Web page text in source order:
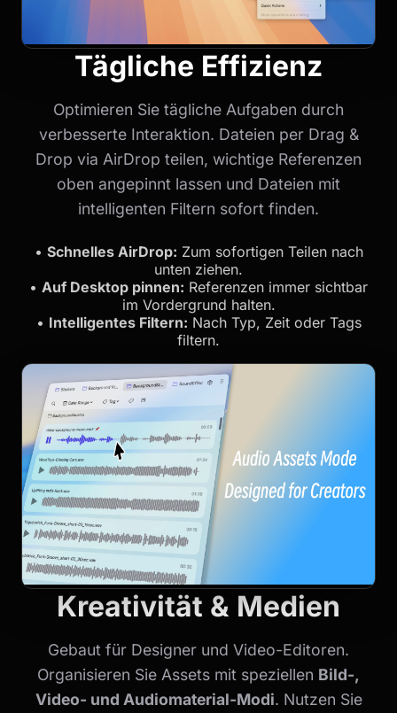
Tägliche Effizienz
Optimieren Sie tägliche Aufgaben durch
verbesserte Interaktion. Dateien per Drag &
Drop via AirDrop teilen, wichtige Referenzen
oben angepinnt lassen und Dateien mit
intelligenten Filtern sofort finden.
• Schnelles AirDrop: Zum sofortigen Teilen nach
unten ziehen.
• Auf Desktop pinnen: Referenzen immer sichtbar
im Vordergrund halten.
• Intelligentes Filtern: Nach Typ, Zeit oder Tags
filtern.
Kreativität & Medien
Gebaut für Designer und Video-Editoren.
Organisieren Sie Assets mit speziellen Bild-,
Video- und Audiomaterial-Modi. Nutzen Sie